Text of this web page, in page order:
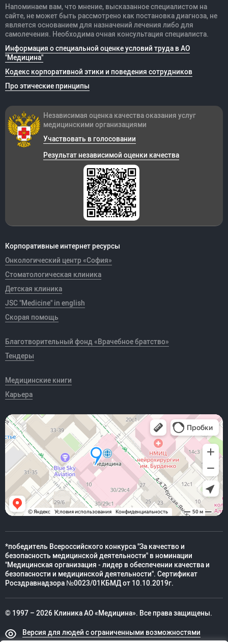
Напоминаем вам, что мнение, высказанное специалистом на
сайте, не может быть рассмотрено как постановка диагноза, не
является основанием для назначений лечения либо для
самолечения. Необходима очная консультация специалиста.
Информация о специальной оценке условий труда в АО
"Медицина"
Кодекс корпоративной этики и поведения сотрудников
Про этические принципы
Корпоративные интернет ресурсы
Онкологический центр «София»
Стоматологическая клиника
Детская клиника
JSC "Medicine" in english
Скорая помощь
Благотворительный фонд «Врачебное братство»
Тендеры
Медицинские книги
Карьера
Независимая оценка качества оказания услуг
медицинскими организациями
Участвовать в голосовании
Результат независимой оценки качества
*победитель Всероссийского конкурса "За качество и
безопасность медицинской деятельности" в номинации
"Медицинская организация - лидер в обеспечении качества и
безопасности и медицинской деятельности". Сертификат
Росздравнадзора №0023/01КБМД от 10.10.2019г.
© 1997 – 2026 Клиника АО «Медицина». Все права защищены.
Версия для людей с ограниченными возможностями